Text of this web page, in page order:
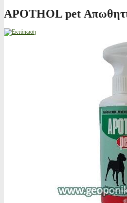
APOTHOL pet